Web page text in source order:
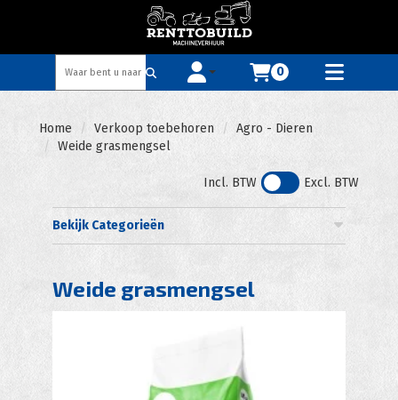
Toggle account dropdownToggle
0
Home Verkoop toebehoren
Agro - Dieren
Weide grasmengsel
Incl. BTW Excl. BTW
Bekijk Categorieën
Weide grasmengsel